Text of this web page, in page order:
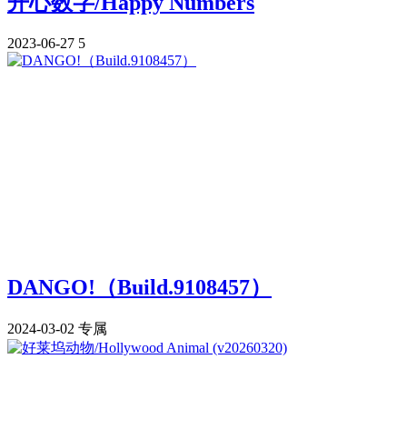
2023-06-27 5
DANGO!（Build.9108457）
2024-03-02 专属